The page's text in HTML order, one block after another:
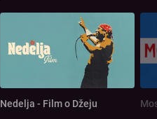
Nedelja - Film o Džeju